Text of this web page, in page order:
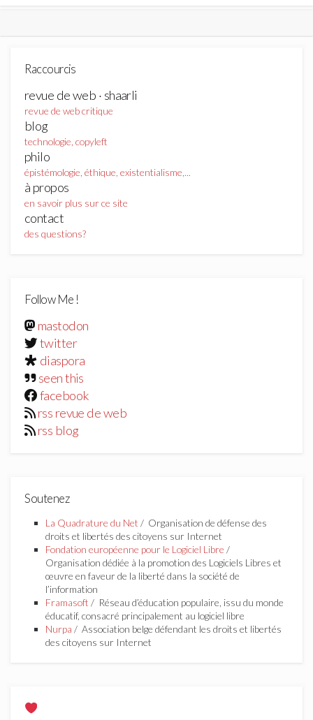
Raccourcis
revue de web · shaarli
revue de web critique
blog
technologie, copyleft
philo
épistémologie, éthique, existentialisme,...
à propos
en savoir plus sur ce site
contact
des questions?
Follow Me !
mastodon
twitter
diaspora
seen this
facebook
rss revue de web
rss blog
Soutenez
La Quadrature du Net / Organisation de défense des
droits et libertés des citoyens sur Internet
Fondation européenne pour le Logiciel Libre /
Organisation dédiée à la promotion des Logiciels Libres et
œuvre en faveur de la liberté dans la société de
l’information
Framasoft / Réseau d’éducation populaire, issu du monde
éducatif, consacré principalement au logiciel libre
Nurpa / Association belge défendant les droits et libertés
des citoyens sur Internet